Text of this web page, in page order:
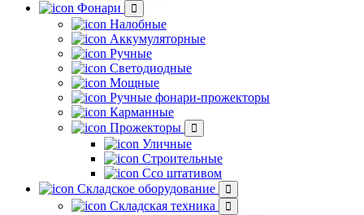
Фонари
Налобные
Аккумуляторные
Ручные
Светодиодные
Мощные
Ручные фонари-прожекторы
Карманные
Прожекторы
Уличные
Строительные
Ссо штативом
Складское оборудование
Складская техника